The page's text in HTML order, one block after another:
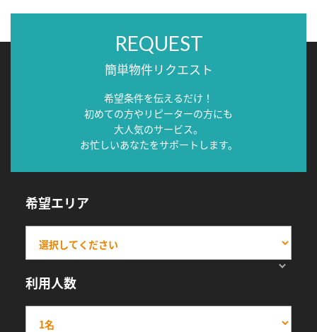
REQUEST
簡単物件リクエスト
希望条件を伝えるだけ！
初めての方やリピーターの方にも
大人気のサービス。
お忙しいあなたをサポートします。
希望エリア
利用人数